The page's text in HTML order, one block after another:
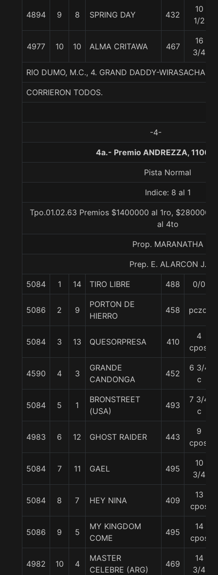
4894 9 8 SPRING DAY 432
10
1/2
4977 10 10 ALMA CRITAWA 467
16
3/4
RIO DUMO, M.C., 4. GRAND DADDY-WIRASACHA-
CORRIERON TODOS.
-4-
4a.- Premio ANDREZZA, 1100
Pista Normal
Indice: 8 al 1
Tpo.01.02.63 Premios $1400000 al 1ro, $280000
al 4to
Prop. MARANATHA
Prep. E. ALARCON J.
5084 1 14 TIRO LIBRE 488 0/0
5086 2 9
PORTON DE
HIERRO
458 pczo.
5084 3 13 QUESORPRESA 410
4
cpos.
4590 4 3
GRANDE
CANDONGA
452
6 3/4
c
5084 5 1
BRONSTREET
(USA)
493
7 3/4
c
4983 6 12 GHOST RAIDER 443
9
cpos.
5084 7 11 GAEL 495
10
3/4
5084 8 7 HEY NINA 409
13
cpos
5086 9 5
MY KINGDOM
COME
495
14
cpos
4982 10 4
MASTER
CELEBRE (ARG)
469
14
3/4